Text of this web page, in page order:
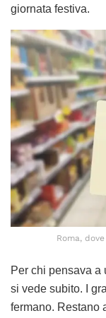
giornata festiva.
Roma,
Per chi pensava a
si vede subito. I
fermano. Restano